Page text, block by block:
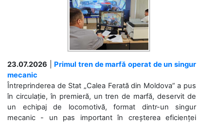
23.07.2026
Primul tren de marfă operat de un singur
mecanic
Întreprinderea de Stat „Calea Ferată din Moldova” a pus
în circulație, în premieră, un tren de marfă, deservit de
un echipaj de locomotivă, format dintr-un singur
mecanic - un pas important în creșterea eficienței